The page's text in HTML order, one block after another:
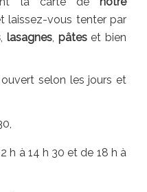
laissez-vous tenter par
, lasagnes, pâteset bien
selon les jours et
h à 14 h 30 et de 18 h à